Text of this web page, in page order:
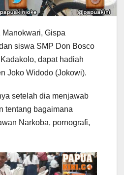
Gispa
siswa SMP Don Bosco
dapat hadiah
Joko Widodo (Jokowi).
setelah dia menjawab
tentang bagaimana
Narkoba, pornografi,